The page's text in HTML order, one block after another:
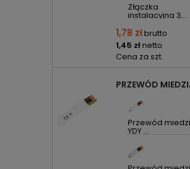
Złączka
instalacyjna 3...
1,78 złbrutto
1,45 złnetto
Cena za szt.
Przewód
YDY ...